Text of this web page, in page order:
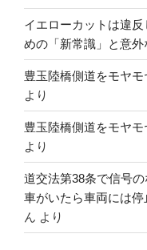
イエローカットは違
めの「新常識」と意外
豊玉陸橋側道をモヤ
より
豊玉陸橋側道をモヤ
より
道交法第38条で信号
車がいたら車両には
ん より